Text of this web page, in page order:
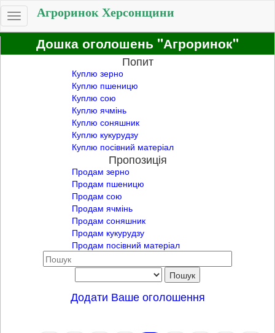
Toggle
navigation
Агроринок Херсонщини
Дошка оголошень "Агроринок"
Попит
Куплю зерно
Куплю пшеницю
Куплю сою
Куплю ячмінь
Куплю соняшник
Куплю кукурудзу
Куплю посівний матеріал
Пропозиція
Продам зерно
Продам пшеницю
Продам сою
Продам ячмінь
Продам соняшник
Продам кукурудзу
Продам посівний матеріал
Додати Ваше оголошення